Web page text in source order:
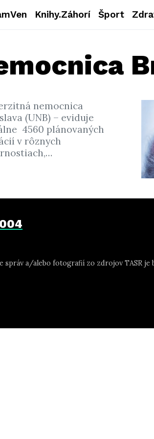
Knihy.Záhorí Šport
nemocnica
(UNB) – eviduje
4560 plánovaných
v rôznych
správ a/alebo fotografií zo zdrojov TASR